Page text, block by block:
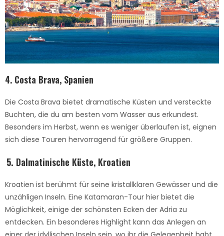
4. Costa Brava, Spanien
Die Costa Brava bietet dramatische Küsten und versteckte
Buchten, die du am besten vom Wasser aus erkundest.
Besonders im Herbst, wenn es weniger überlaufen ist, eignen
sich diese Touren hervorragend für größere Gruppen.
5. Dalmatinische Küste, Kroatien
Kroatien ist berühmt für seine kristallklaren Gewässer und die
unzähligen Inseln. Eine Katamaran-Tour hier bietet die
Möglichkeit, einige der schönsten Ecken der Adria zu
entdecken. Ein besonderes Highlight kann das Anlegen an